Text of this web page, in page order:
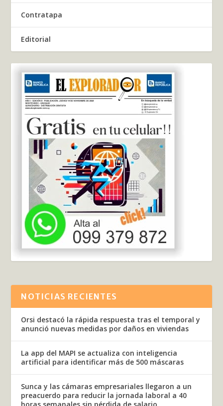
Contratapa
Editorial
NOTICIAS RECIENTES
Orsi destacó la rápida respuesta tras el temporal y
anunció nuevas medidas por daños en viviendas
La app del MAPI se actualiza con inteligencia
artificial para identificar más de 500 máscaras
Sunca y las cámaras empresariales llegaron a un
preacuerdo para reducir la jornada laboral a 40
horas semanales sin pérdida de salario